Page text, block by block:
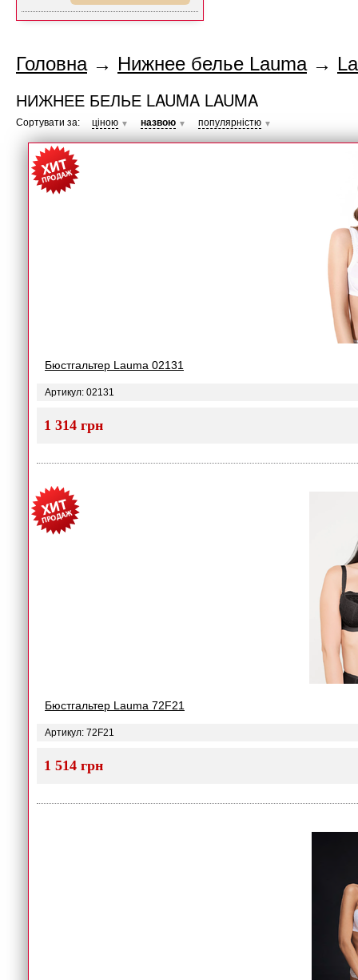
Головна→ Нижнее белье Lauma→
НИЖНЕЕ БЕЛЬЕ LAUMA LAUMA
Сортувати за: ціною ▼ назвою ▼ популярністю ▼
Бюстгальтер Lauma 02131
Артикул: 02131
1 314 грн
Бюстгальтер Lauma 72F21
Артикул: 72F21
1 514 грн